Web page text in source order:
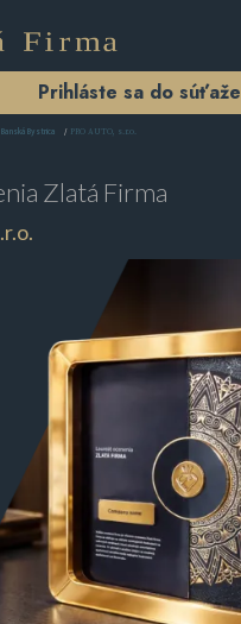
Prihláste sa do súťaže
Bystrica PRO AUTO, s.r.o.
Zlatá Firma